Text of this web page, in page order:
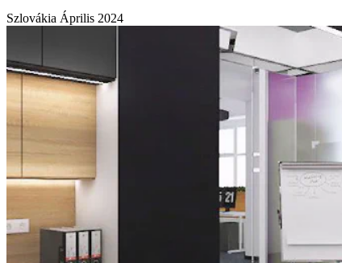
Szlovákia Április 2024